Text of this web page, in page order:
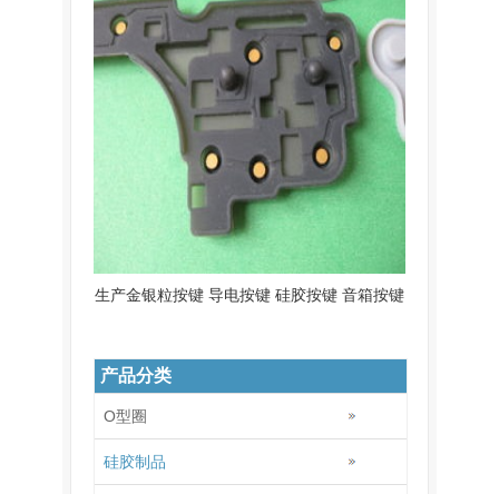
生产金银粒按键 导电按键 硅胶按键 音箱按键
产品分类
O型圈
硅胶制品